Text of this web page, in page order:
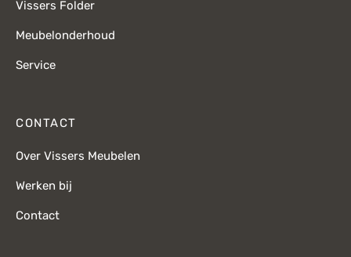
Vissers Folder
Meubelonderhoud
Service
CONTACT
Over Vissers Meubelen
Werken bij
Contact